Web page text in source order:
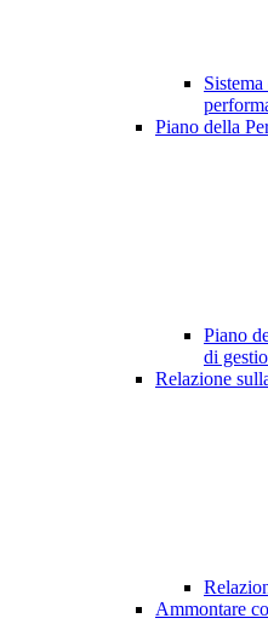
Piano della
Piano
di
Relazione
Ammontare